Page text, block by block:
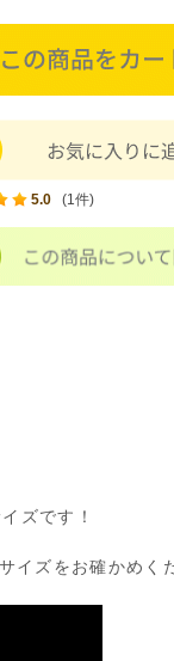
5.0 (1件)
ズです！
イズをお確かめく